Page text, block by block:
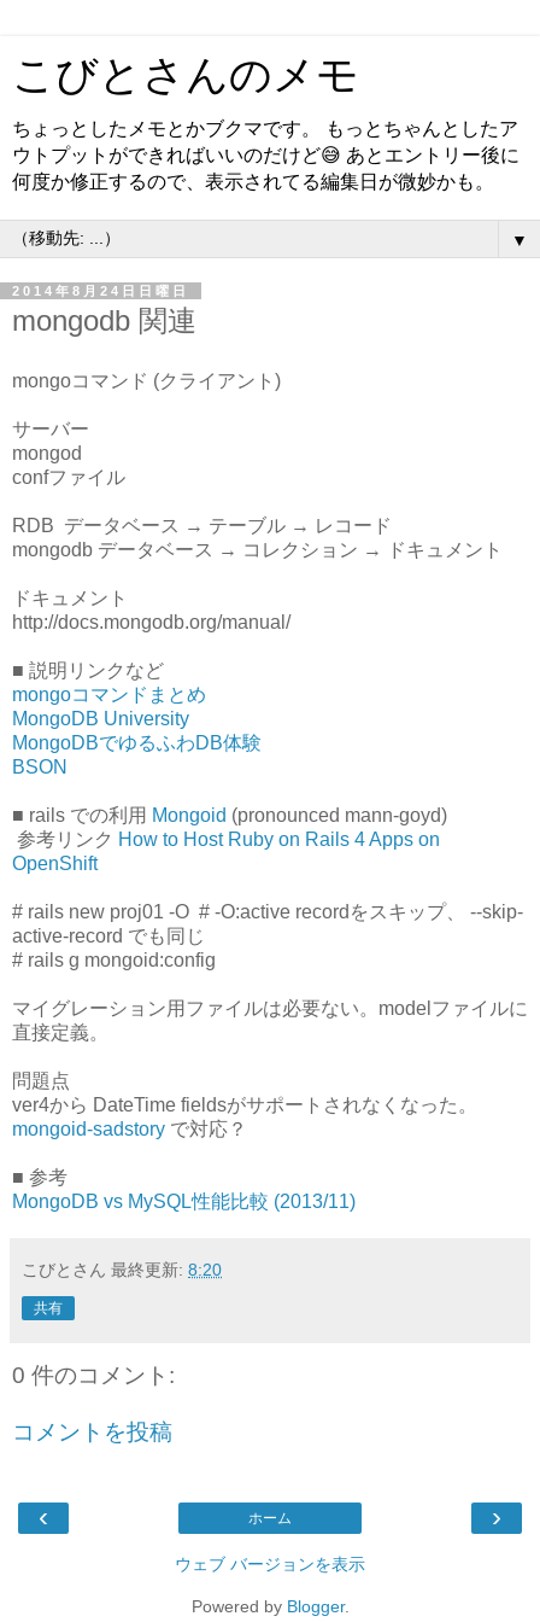
こびとさんのメモ
ちょっとしたメモとかブクマです。 もっとちゃんとしたア
ウトプットができればいいのだけど😅 あとエントリー後に
何度か修正するので、表示されてる編集日が微妙かも。
▼
2014年8月24日日曜日
mongodb 関連
mongoコマンド (クライアント)
サーバー
mongod
confファイル
RDB データベース → テーブル → レコード
mongodb データベース → コレクション → ドキュメント
ドキュメント
http://docs.mongodb.org/manual/
■ 説明リンクなど
mongoコマンドまとめ
MongoDB University
MongoDBでゆるふわDB体験
BSON
■ rails での利用 Mongoid (pronounced mann-goyd)
参考リンク How to Host Ruby on Rails 4 Apps on
OpenShift
# rails new proj01 -O # -O:active recordをスキップ、 --skip-
active-record でも同じ
# rails g mongoid:config
マイグレーション用ファイルは必要ない。modelファイルに
直接定義。
問題点
ver4から DateTime fieldsがサポートされなくなった。
mongoid-sadstory で対応？
■ 参考
MongoDB vs MySQL性能比較 (2013/11)
こびとさん 最終更新: 8:20
共有
0 件のコメント:
コメントを投稿
‹ ›
ホーム
ウェブ バージョンを表示
Powered by Blogger.